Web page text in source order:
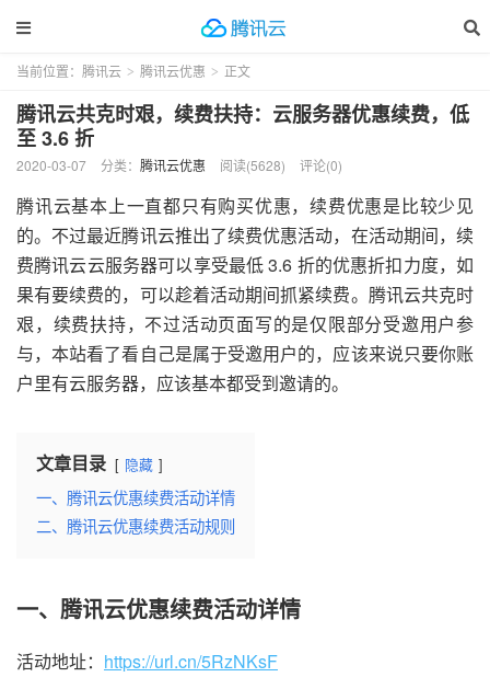
当前位置： 腾讯云 > 腾讯云优惠 > 正文
腾讯云共克时艰，续费扶持：云服务器优惠续费，低
至 3.6 折
2020-03-07 分类： 腾讯云优惠 阅读(5628) 评论(0)
腾讯云基本上一直都只有购买优惠，续费优惠是比较少见
的。不过最近腾讯云推出了续费优惠活动，在活动期间，续
费腾讯云云服务器可以享受最低 3.6 折的优惠折扣力度，如
果有要续费的，可以趁着活动期间抓紧续费。腾讯云共克时
艰，续费扶持，不过活动页面写的是仅限部分受邀用户参
与，本站看了看自己是属于受邀用户的，应该来说只要你账
户里有云服务器，应该基本都受到邀请的。
文章目录 隐藏
一、腾讯云优惠续费活动详情
二、腾讯云优惠续费活动规则
一、腾讯云优惠续费活动详情
活动地址： https://url.cn/5RzNKsF